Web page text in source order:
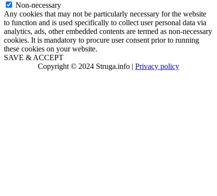
Non-necessary
Any cookies that may not be particularly necessary for the website
to function and is used specifically to collect user personal data via
analytics, ads, other embedded contents are termed as non-necessary
cookies. It is mandatory to procure user consent prior to running
these cookies on your website.
SAVE & ACCEPT
Copyright © 2024 Struga.info | Privacy policy